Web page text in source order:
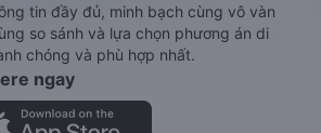
tin đầy đủ, minh bạch cùng vô vàn
so sánh và lựa chọn phương án di
chóng và phù hợp nhất.
ngay